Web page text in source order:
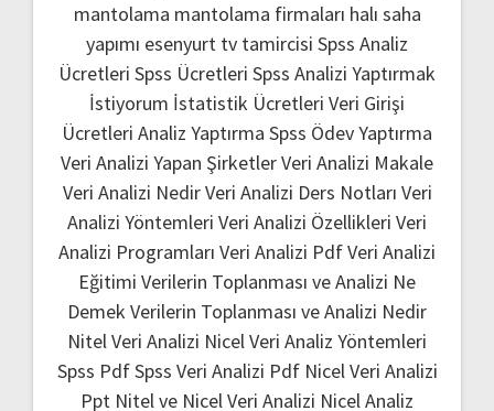
mantolama mantolama firmaları halı saha
yapımı esenyurt tv tamircisi Spss Analiz
Ücretleri Spss Ücretleri Spss Analizi Yaptırmak
İstiyorum İstatistik Ücretleri Veri Girişi
Ücretleri Analiz Yaptırma Spss Ödev Yaptırma
Veri Analizi Yapan ŞirketlerVeri Analizi Makale
Veri Analizi NedirVeri Analizi Ders Notları Veri
Analizi Yöntemleri Veri Analizi Özellikleri Veri
Analizi Programları Veri Analizi PdfVeri Analizi
Eğitimi Verilerin Toplanması ve Analizi Ne
Demek Verilerin Toplanması ve Analizi Nedir
Nitel Veri Analizi Nicel Veri Analiz Yöntemleri
Spss PdfSpss Veri Analizi Pdf Nicel Veri Analizi
Ppt Nitel ve Nicel Veri Analizi Nicel Analiz